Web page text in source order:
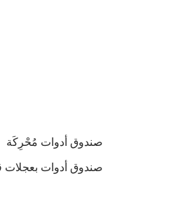
صندوق أدوات مُحْرِكَة
صندوق أدوات بعجلات